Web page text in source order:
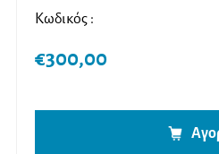
Κωδικός :
€300,00